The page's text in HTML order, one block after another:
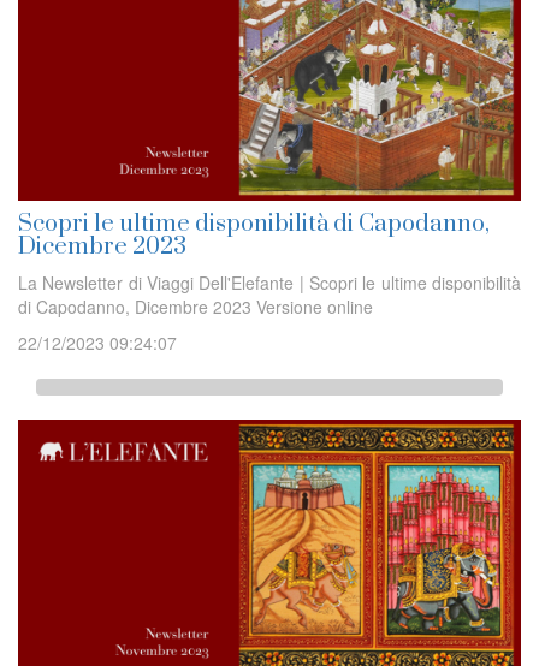
Scopri le ultime disponibilità di Capodanno,
Dicembre 2023
La Newsletter di Viaggi Dell'Elefante | Scopri le ultime disponibilità
di Capodanno, Dicembre 2023 Versione online
22/12/2023 09:24:07